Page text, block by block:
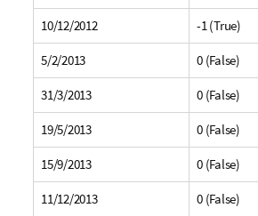
10/12/2012 -1 (True)
5/2/2013 0 (False)
31/3/2013 0 (False)
19/5/2013 0 (False)
15/9/2013 0 (False)
11/12/2013 0 (False)